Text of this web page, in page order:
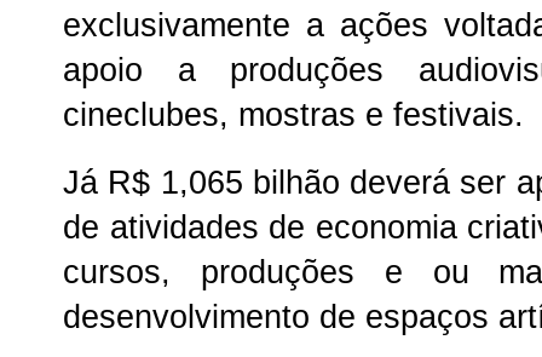
exclusivamente a ações
apoio a produções
cineclubes, mostras e festivais.
Já R$ 1,065 bilhão deverá ser
de atividades de economia
cursos, produções e ou
desenvolvimento de espaços